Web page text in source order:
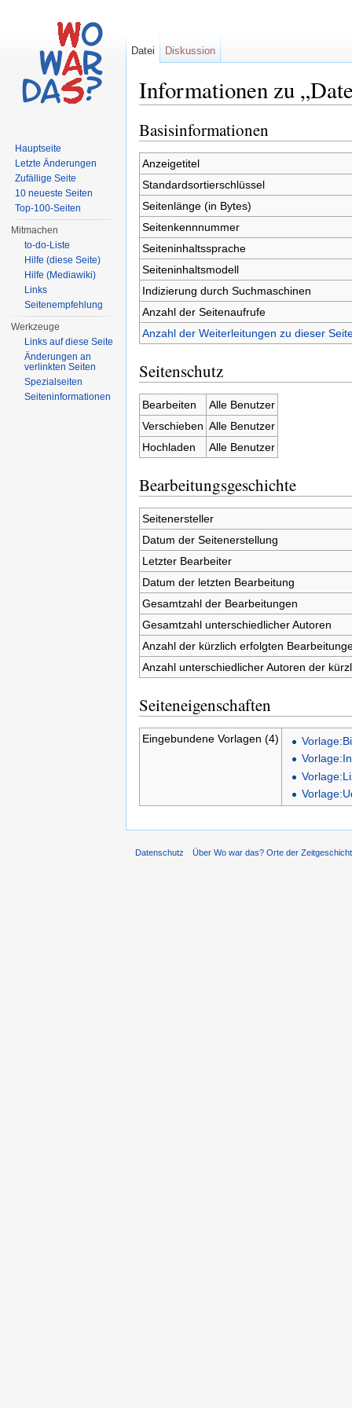
Informationen zu
Basisinformationen
Anzeigetitel
Standardsortierschlüssel
Seitenlänge (in Bytes)
Seitenkennnummer
Seiteninhaltssprache
Seiteninhaltsmodell
Indizierung durch Suchmaschinen
Anzahl der Seitenaufrufe
Anzahl der Weiterleitungen zu dieser
Seitenschutz
Bearbeiten
Alle Benutzer
Verschieben Alle Benutzer
Hochladen
Alle Benutzer
Bearbeitungsgeschichte
Seitenersteller
Datum der Seitenerstellung
Letzter Bearbeiter
Datum der letzten Bearbeitung
Gesamtzahl der Bearbeitungen
Gesamtzahl unterschiedlicher Autoren
Anzahl der kürzlich erfolgten
Anzahl unterschiedlicher Autoren der
Seiteneigenschaften
Eingebundene Vorlagen (4)
Datei Diskussion
Hauptseite
Letzte Änderungen
Zufällige Seite
10 neueste Seiten
Top-100-Seiten
Mitmachen
to-do-Liste
Hilfe (diese Seite)
Hilfe (Mediawiki)
Links
Seitenempfehlung
Werkzeuge
Links auf diese Seite
Änderungen an
verlinkten Seiten
Spezialseiten
Seiteninformationen
Datenschutz Über Wo war das? Orte der